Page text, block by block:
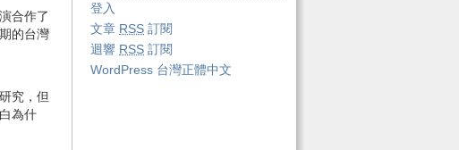
合作了
的台灣
究，但
為什
登入
文章 RSS 訂閱
迴響 RSS 訂閱
WordPress 台灣正體中文